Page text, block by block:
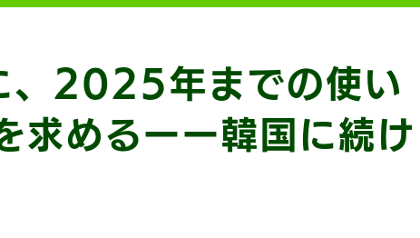
、2025年までの使い
求めるーー韓国に続け